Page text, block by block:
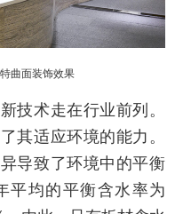
曲面装饰效果
技术走在行业前列。
其适应环境的能力。
导致了环境中的平衡
平均的平衡含水率为